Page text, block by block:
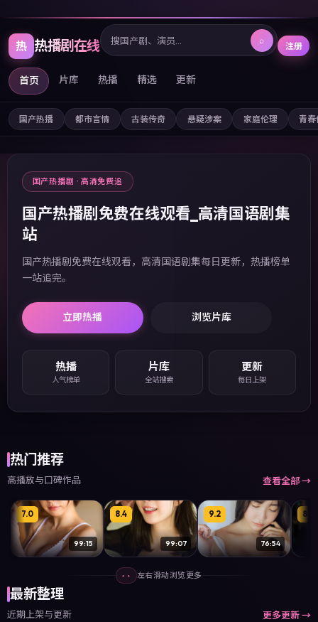
热 热播剧在线
首页 片库 热播 精选 更新
⌕
注册
国产热播 都市言情 古装传奇 悬疑涉案 家庭伦理 青春
国产热播剧 · 高清免费追
国产热播剧免费在线观看_高清国语剧集
站
国产热播剧免费在线观看，高清国语剧集每日更新，热播榜单
一站追完。
立即热播 浏览片库
热播
人气榜单
片库
全站搜索
更新
每日上架
热门推荐
高播放与口碑作品 查看全部 →
7.0
99:15
爱情 · 亚洲 · 2016
8.4
99:07
温柔的黎明
惊悚 · 亚洲 · 2023
9.2
76:54
8.5
‹ › 左右滑动浏览更多
最新整理
近期上架与更新 更多更新 →